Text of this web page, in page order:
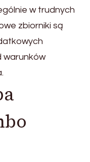
w trudnych
zbiorniki są
warunków